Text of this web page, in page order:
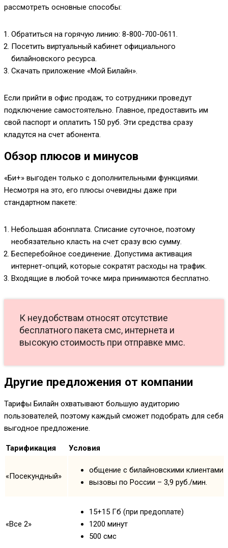
рассмотреть основные способы:
Обратиться на горячую линию: 8-800-700-0611.
Посетить виртуальный кабинет официального
билайновского ресурса.
Скачать приложение «Мой Билайн».
Если прийти в офис продаж, то сотрудники проведут
подключение самостоятельно. Главное, предоставить им
свой паспорт и оплатить 150 руб. Эти средства сразу
кладутся на счет абонента.
Обзор плюсов и минусов
«Би+» выгоден только с дополнительными функциями.
Несмотря на это, его плюсы очевидны даже при
стандартном пакете:
Небольшая абонплата. Списание суточное, поэтому
необязательно класть на счет сразу всю сумму.
Бесперебойное соединение. Допустима активация
интернет-опций, которые сократят расходы на трафик.
Входящие в любой точке мира принимаются бесплатно.
К неудобствам относят отсутствие
бесплатного пакета смс, интернета и
высокую стоимость при отправке ммс.
Другие предложения от компании
Тарифы Билайн охватывают большую аудиторию
пользователей, поэтому каждый сможет подобрать для себя
выгодное предложение.
Тарификация Условия
«Посекундный»
общение с билайновскими клиентами
вызовы по России – 3,9 руб./мин.
«Все 2»
15+15 Гб (при предоплате)
1200 минут
500 смс